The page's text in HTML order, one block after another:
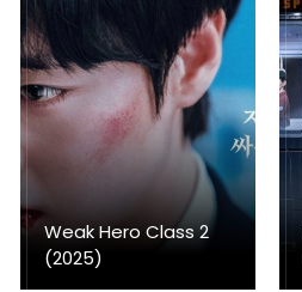
Weak Hero Class 2
(2025)